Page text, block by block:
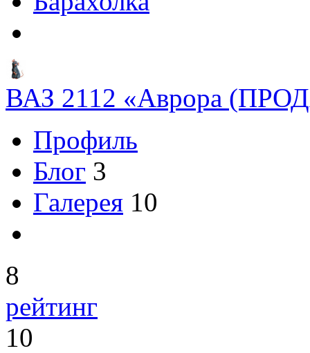
ВАЗ 2112 «Аврора
Профиль
Блог 3
Галерея 10
8
рейтинг
10